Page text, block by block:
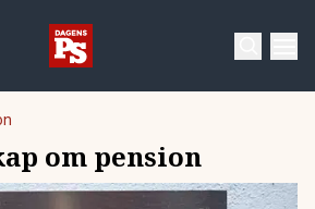
om pension